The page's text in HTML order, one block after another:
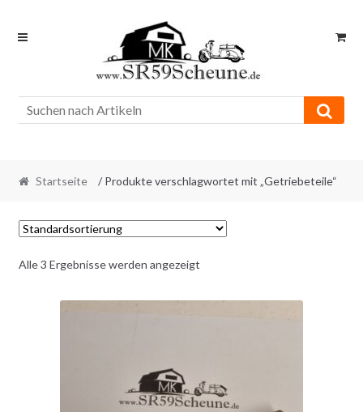
Skip
Skip
Startseite / Produkte verschlagwortet mit „Getriebeteile“
Alle 3 Ergebnisse werden angezeigt